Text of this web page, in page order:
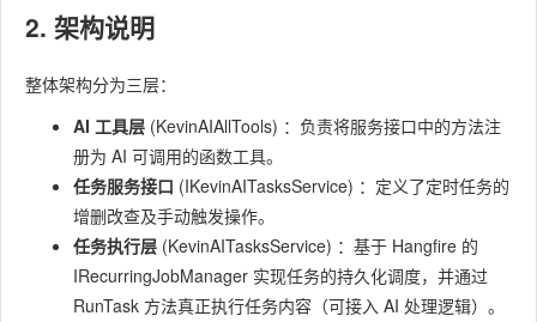
2. 架构说明
整体架构分为三层：
AI 工具层 (KevinAIAllTools) ：负责将服务接口中的方法注
册为 AI 可调用的函数工具。
任务服务接口 (IKevinAITasksService) ：定义了定时任务的
增删改查及手动触发操作。
任务执行层 (KevinAITasksService) ：基于 Hangfire 的
IRecurringJobManager 实现任务的持久化调度，并通过
RunTask 方法真正执行任务内容（可接入 AI 处理逻辑）。